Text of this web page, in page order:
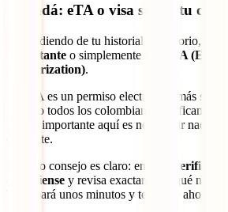
Canadá: eTA o visa según tu caso
Dependiendo de tu historial migratorio,
de visitante o simplemente una
eTA
Authorization).
La eTA es un permiso electrónico más
pero no todos los colombianos califican
lo más importante aquí es no asumir nada.
diferente.
Nuestro consejo es claro: entra al
canadiense y revisa exactamente qué
Te tomará unos minutos y te puede ahorrar